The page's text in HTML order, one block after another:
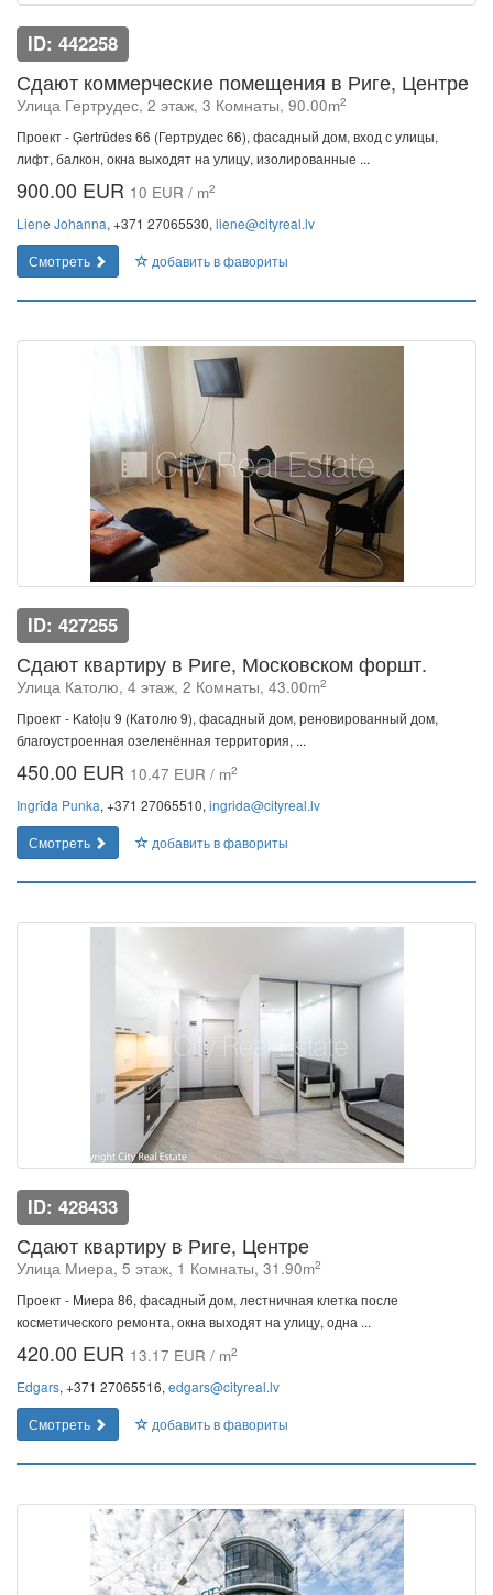
ID: 442258
Сдают коммерческие помещения в Риге, Центре
Улица Гертрудес, 2 этаж, 3 Комнаты, 90.00m2
Проект - Ģertrūdes 66 (Гертрудес 66), фасадный дом, вход с улицы,
лифт, балкон, окна выходят на улицу, изолированные ...
900.00 EUR 10 EUR / m2
Liene Johanna, +371 27065530, liene@cityreal.lv
Смотреть
добавить в фавориты
ID: 427255
Сдают квартиру в Риге, Московском форшт.
Улица Католю, 4 этаж, 2 Комнаты, 43.00m2
Проект - Katoļu 9 (Католю 9), фасадный дом, реновированный дом,
благоустроенная озеленённая территория, ...
450.00 EUR 10.47 EUR / m2
Ingrīda Punka, +371 27065510, ingrida@cityreal.lv
Смотреть
добавить в фавориты
ID: 428433
Сдают квартиру в Риге, Центре
Улица Миера, 5 этаж, 1 Комнаты, 31.90m2
Проект - Миера 86, фасадный дом, лестничная клетка после
косметического ремонта, окна выходят на улицу, одна ...
420.00 EUR 13.17 EUR / m2
Edgars, +371 27065516, edgars@cityreal.lv
Смотреть
добавить в фавориты